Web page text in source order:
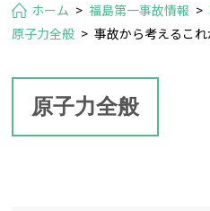
ホーム > 福島第一事故情報 >
原子力全般 > 事故から考えるこれ
原子力全般